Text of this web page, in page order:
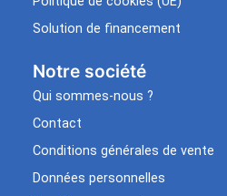
Solution de financement
Notre société
Qui sommes-nous ?
Contact
Conditions générales de vente
Données personnelles